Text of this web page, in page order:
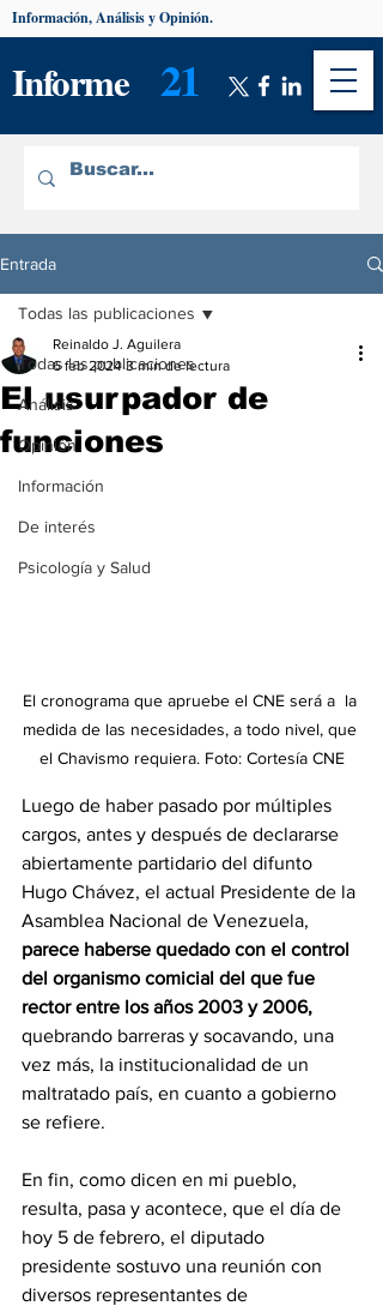
Informe 21
Información, Análisis y Opinión.
Entrada
Todas las publicaciones
Análisis
Opinión
Información
De interés
Psicología y Salud
Todas las publicaciones
El usurpador de
funciones
Reinaldo J. Aguilera
6 feb 2024 3 min de lectura
El cronograma que apruebe el CNE será a  la
medida de las necesidades, a todo nivel, que
el Chavismo requiera. Foto: Cortesía CNE
Luego de haber pasado por múltiples
cargos, antes y después de declararse
abiertamente partidario del difunto
Hugo Chávez, el actual Presidente de la
Asamblea Nacional de Venezuela,
parece haberse quedado con el control
del organismo comicial del que fue
rector entre los años 2003 y 2006,
quebrando barreras y socavando, una
vez más, la institucionalidad de un
maltratado país, en cuanto a gobierno
se refiere.
En fin, como dicen en mi pueblo,
resulta, pasa y acontece, que el día de
hoy 5 de febrero, el diputado
presidente sostuvo una reunión con
diversos representantes de